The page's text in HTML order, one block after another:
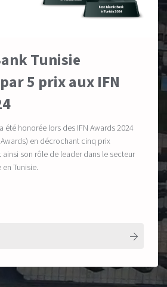
Tunisie
5 prix aux IFN
été honorée lors des IFN Awards 2024
en décrochant cinq prix
son rôle de leader dans le secteur
Tunisie.